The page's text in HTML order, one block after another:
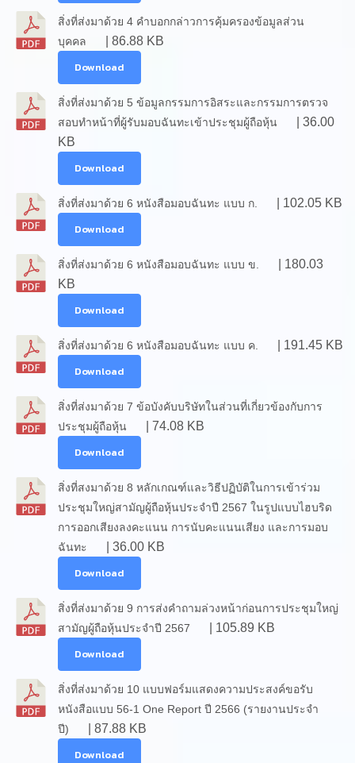
สิ่งที่ส่งมาด้วย 4 คำบอกกล่าวการคุ้มครองข้อมูลส่วน
บุคคล
| 86.88 KB
Download
สิ่งที่ส่งมาด้วย 5 ข้อมูลกรรมการอิสระและกรรมการตรวจ
สอบทำหน้าที่ผู้รับมอบฉันทะเข้าประชุมผู้ถือหุ้น
| 36.00
KB
Download
สิ่งที่ส่งมาด้วย 6 หนังสือมอบฉันทะ แบบ ก. | 102.05 KB
Download
สิ่งที่ส่งมาด้วย 6 หนังสือมอบฉันทะ แบบ ข.
| 180.03
KB
Download
สิ่งที่ส่งมาด้วย 6 หนังสือมอบฉันทะ แบบ ค. | 191.45 KB
Download
สิ่งที่ส่งมาด้วย 7 ข้อบังคับบริษัทในส่วนที่เกี่ยวข้องกับการ
ประชุมผู้ถือหุ้น
| 74.08 KB
Download
สิ่งที่สงมาด้วย 8 หลักเกณฑ์และวิธีปฏิบัติในการเข้าร่วม
ประชุมใหญ่สามัญผู้ถือหุ้นประจำปี 2567 ในรูปแบบไฮบริด
การออกเสียงลงคะแนน การนับคะแนนเสียง และการมอบ
ฉันทะ
| 36.00 KB
Download
สิ่งที่ส่งมาด้วย 9 การส่งคำถามล่วงหน้าก่อนการประชุมใหญ่
สามัญผู้ถือหุ้นประจำปี 2567
| 105.89 KB
Download
สิ่งที่ส่งมาด้วย 10 แบบฟอร์มแสดงความประสงค์ขอรับ
หนังสือแบบ 56-1 One Report ปี 2566 (รายงานประจำ
ปี)
| 87.88 KB
Download